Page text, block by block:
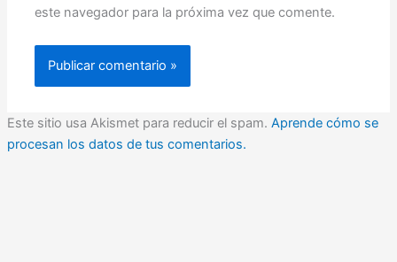
este navegador para la próxima vez que comente.
Este sitio usa Akismet para reducir el spam. Aprende cómo se
procesan los datos de tus comentarios.